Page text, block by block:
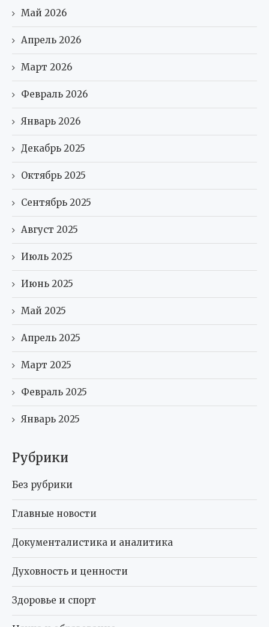
Май 2026
Апрель 2026
Март 2026
Февраль 2026
Январь 2026
Декабрь 2025
Октябрь 2025
Сентябрь 2025
Август 2025
Июль 2025
Июнь 2025
Май 2025
Апрель 2025
Март 2025
Февраль 2025
Январь 2025
Рубрики
Без рубрики
Главные новости
Документалистика и аналитика
Духовность и ценности
Здоровье и спорт